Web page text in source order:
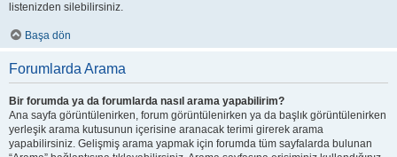
listenizden silebilirsiniz.
Başa dön
Forumlarda Arama
Bir forumda ya da forumlarda nasıl arama yapabilirim?
Ana sayfa görüntülenirken, forum görüntülenirken ya da başlık görüntülenirken
yerleşik arama kutusunun içerisine aranacak terimi girerek arama
yapabilirsiniz. Gelişmiş arama yapmak için forumda tüm sayfalarda bulunan